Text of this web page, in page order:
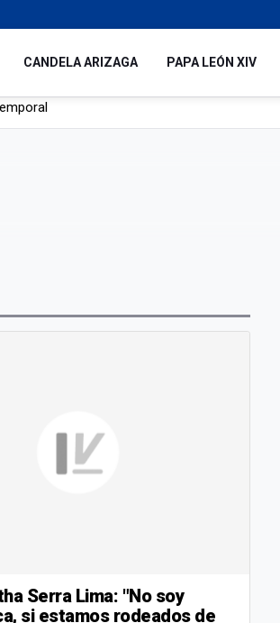
CANDELA ARIZAGA PAPA LEÓN XIV
con Facundo Moyano: “Tengo errores
Serra Lima: "No soy
si estamos rodeados de